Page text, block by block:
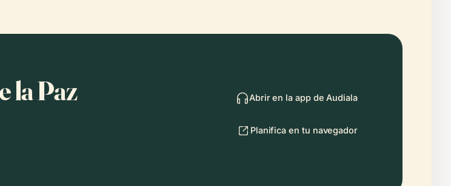
la Paz Abrir en la app de Audiala
Planifica en tu navegador